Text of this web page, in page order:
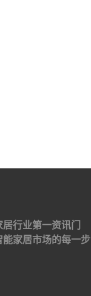
行业第一资讯门
家居市场的每一步